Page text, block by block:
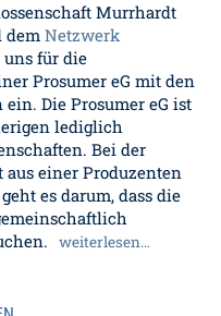
Murrhardt
demNetzwerk
uns für die
Prosumer eG mit den
Die Prosumer eG ist
lediglich
Bei der
aus einer Produzenten
es darum, dass die
weiterlesen…